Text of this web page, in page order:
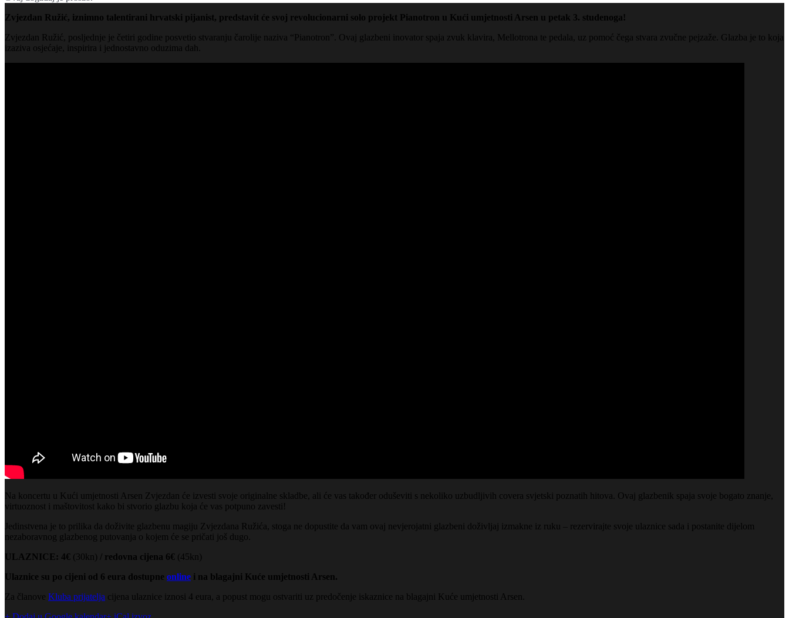
Zvjezdan Ružić, iznimno talentirani hrvatski pijanist, predstavit će svoj revolucionarni solo projekt Pianotron u Kući umjetnosti Arsen u petak 3. studenoga!
Zvjezdan Ružić, posljednje je četiri godine posvetio stvaranju čarolije naziva “Pianotron”. Ovaj glazbeni inovator spaja zvuk klavira, Mellotrona te pedala, uz pomoć čega stvara zvučne pejzaže. Glazba je to koja
izaziva osjećaje, inspirira i jednostavno oduzima dah.
Na koncertu u Kući umjetnosti Arsen Zvjezdan će izvesti svoje originalne skladbe, ali će vas također oduševiti s nekoliko uzbudljivih covera svjetski poznatih hitova. Ovaj glazbenik spaja svoje bogato znanje,
virtuoznost i maštovitost kako bi stvorio glazbu koja će vas potpuno zavesti!
Jedinstvena je to prilika da doživite glazbenu magiju Zvjezdana Ružića, stoga ne dopustite da vam ovaj nevjerojatni glazbeni doživljaj izmakne iz ruku – rezervirajte svoje ulaznice sada i postanite dijelom
nezaboravnog glazbenog putovanja o kojem će se pričati još dugo.
ULAZNICE: 4€ (30kn) / redovna cijena 6€ (45kn)
Ulaznice su po cijeni od 6 eura dostupne online i na blagajni Kuće umjetnosti Arsen.
Za članove Kluba prijatelja cijena ulaznice iznosi 4 eura, a popust mogu ostvariti uz predočenje iskaznice na blagajni Kuće umjetnosti Arsen.